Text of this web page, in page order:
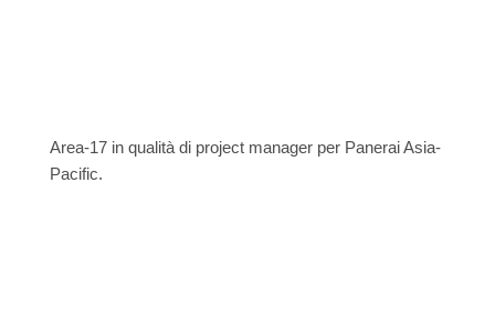
Area-17 in qualità di project manager per Panerai Asia-
Pacific.